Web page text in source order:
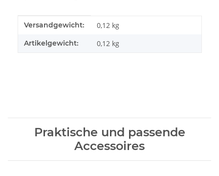
Produkteigenschaft
Wert
Versandgewicht: 0,12 kg
Artikelgewicht: 0,12 kg
Praktische und passende
Accessoires